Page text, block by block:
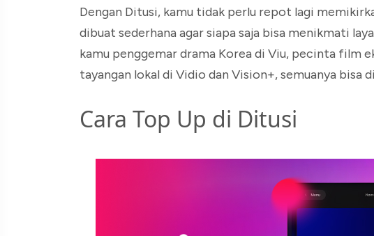
Dengan Ditusi, kamu tidak perlu repot lagi
dibuat sederhana agar siapa saja bisa menikmati
kamu penggemar drama Korea di Viu, pecinta film
tayangan lokal di Vidio dan Vision+, semuanya bisa
Cara Top Up di Ditusi